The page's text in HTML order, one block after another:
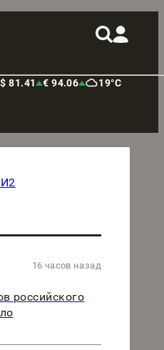
$ 81.41 € 94.06 19°C
16 часов назад
российского